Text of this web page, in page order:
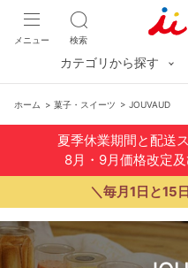
検索
メニュー
カテゴリから探す
ホーム > 菓子・スイーツ > JOUVAUD
夏季休業期間と配送
8月・9月価格改定
＼毎月1日と15